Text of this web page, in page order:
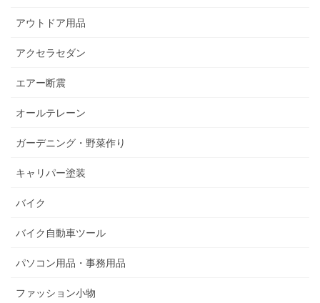
アウトドア用品
アクセラセダン
エアー断震
オールテレーン
ガーデニング・野菜作り
キャリパー塗装
バイク
バイク自動車ツール
パソコン用品・事務用品
ファッション小物